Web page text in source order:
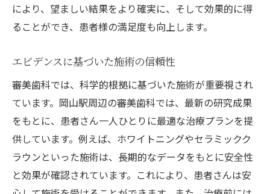
により、望ましい結果をより確実に、そして効果的に得
ることができ、患者様の満足度も向上します。
エビデンスに基づいた施術の信頼性
審美歯科では、科学的根拠に基づいた施術が重要視され
ています。岡山駅周辺の審美歯科では、最新の研究成果
をもとに、患者さん一人ひとりに最適な治療プランを提
供しています。例えば、ホワイトニングやセラミックク
ラウンといった施術は、長期的なデータをもとに安全性
と効果が確認されています。これにより、患者さんは安